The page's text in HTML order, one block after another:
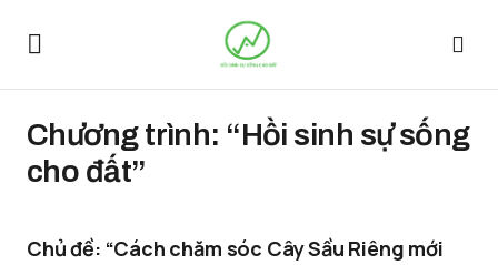
Chương trình: “Hồi sinh sự sống
cho đất”
Chủ đề: “Cách chăm sóc Cây Sầu Riêng mới